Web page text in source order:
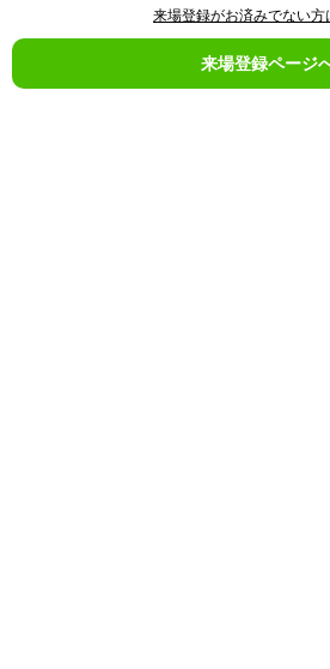
来場登録がお済みでない方
来場登録ページ